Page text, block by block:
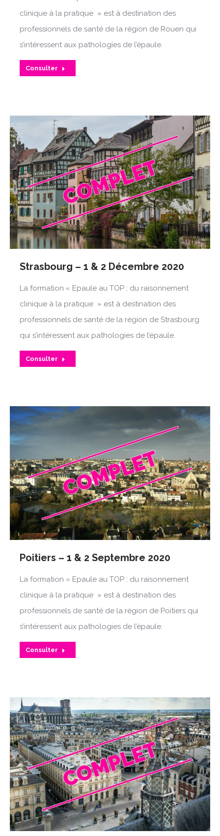
clinique à la pratique » est à destination des
professionnels de santé de la région de Rouen qui
s’intéressent aux pathologies de l’épaule.
Consulter
Strasbourg – 1 & 2 Décembre 2020
La formation « Epaule au TOP : du raisonnement
clinique à la pratique » est à destination des
professionnels de santé de la région de Strasbourg
qui s’intéressent aux pathologies de l’épaule.
Consulter
Poitiers – 1 & 2 Septembre 2020
La formation « Epaule au TOP : du raisonnement
clinique à la pratique » est à destination des
professionnels de santé de la région de Poitiers qui
s’intéressent aux pathologies de l’épaule.
Consulter